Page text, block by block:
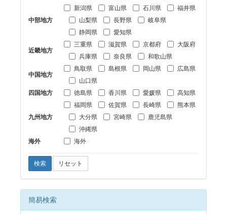
中部地方
新潟県 富山県 石川県
福井県
山梨県
長野県
岐阜県
静岡県
愛知県
近畿地方
三重県 滋賀県 京都府
大阪府
兵庫県
奈良県 和歌山県
中国地方
鳥取県 島根県 岡山県
広島県
山口県
四国地方
徳島県 香川県 愛媛県 高知県
九州地方
福岡県 佐賀県 長崎県
熊本県
大分県
宮崎県
鹿児島県
沖縄県
海外
海外
検索 リセット
簡易検索